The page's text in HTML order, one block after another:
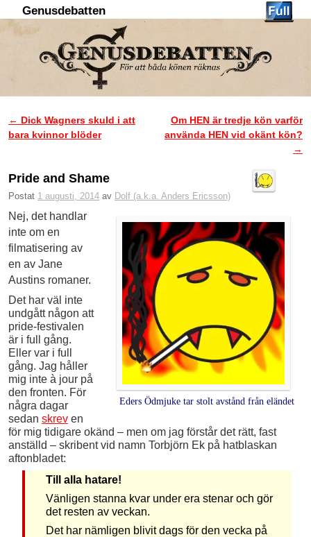
Genusdebatten
Inläggsnavigering
← Dick Wagners skuld i att
bara kvinnor blöder
Om HEN är tredje kön varför
använda HEN vid okänt kön?
→
Pride and Shame
Postat 1 augusti, 2014 av Dolf (a.k.a. Anders Ericsson)
Eders Ödmjuke tar stolt avstånd från eländet
Nej, det handlar
inte om en
filmatisering av
en av Jane
Austins romaner.
Det har väl inte
undgått någon att
pride-festivalen
är i full gång.
Eller var i full
gång. Jag håller
mig inte à jour på
den fronten. För
några dagar
sedan skrev en
för mig tidigare okänd – men om jag förstår det rätt, fast
anställd – skribent vid namn Torbjörn Ek på hatblaskan
aftonbladet:
Till alla hatare!
Vänligen stanna kvar under era ­stenar och gör
det resten av veckan.
Det har nämligen blivit dags för den vecka på